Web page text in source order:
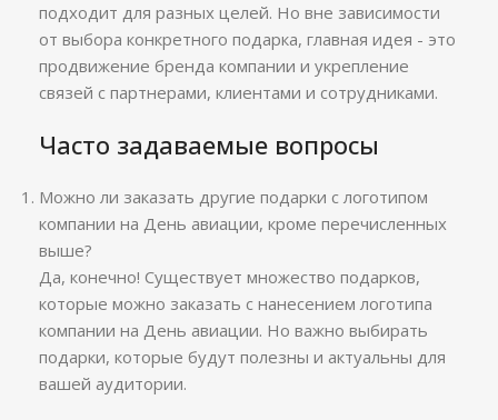
подходит для разных целей. Но вне зависимости
от выбора конкретного подарка, главная идея - это
продвижение бренда компании и укрепление
связей с партнерами, клиентами и сотрудниками.
Часто задаваемые вопросы
Можно ли заказать другие подарки с логотипом
компании на День авиации, кроме перечисленных
выше?
Да, конечно! Существует множество подарков,
которые можно заказать с нанесением логотипа
компании на День авиации. Но важно выбирать
подарки, которые будут полезны и актуальны для
вашей аудитории.